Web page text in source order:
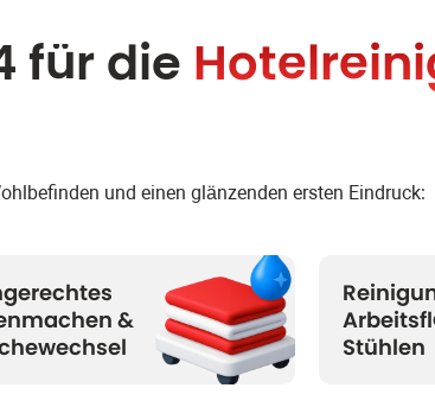
für die
und einen glänzenden ersten Eindruck:
&
Stühlen